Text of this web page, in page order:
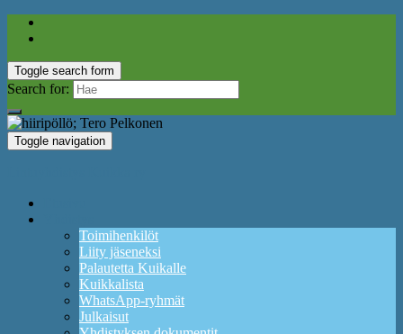
Toggle search form
Search for:
Toggle navigation
Toimihenkilöt
Liity jäseneksi
Palautetta Kuikalle
Kuikkalista
WhatsApp-ryhmät
Julkaisut